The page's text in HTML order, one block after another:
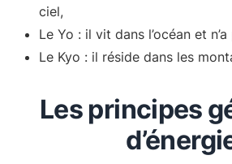
ciel,
Le Yo : il vit dans l’océan et
Le Kyo : il réside dans les
Les principes